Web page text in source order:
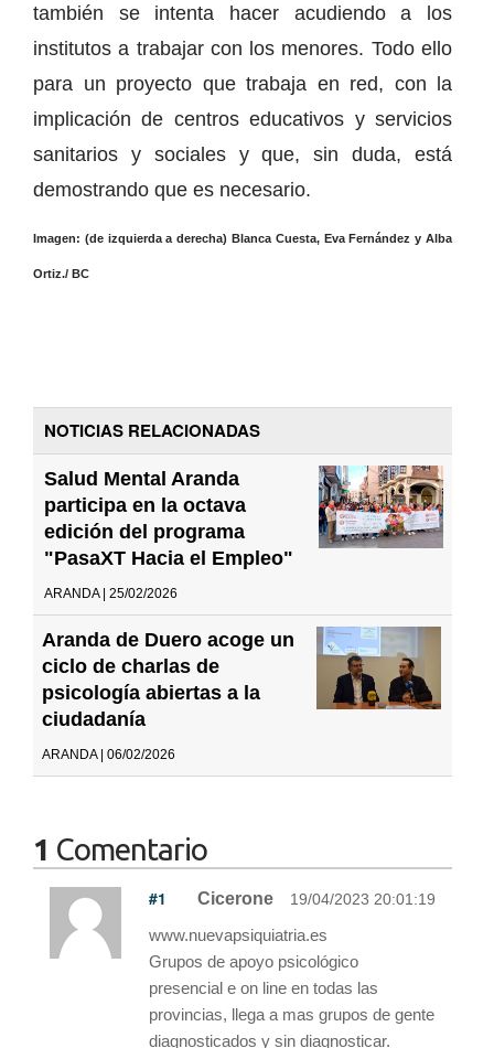
también se intenta hacer acudiendo a los
institutos a trabajar con los menores. Todo ello
para un proyecto que trabaja en red, con la
implicación de centros educativos y servicios
sanitarios y sociales y que, sin duda, está
demostrando que es necesario.
Imagen: (de izquierda a derecha) Blanca Cuesta, Eva Fernández y Alba
Ortiz./ BC
NOTICIAS RELACIONADAS
Salud Mental Aranda
participa en la octava
edición del programa
"PasaXT Hacia el Empleo"
ARANDA | 25/02/2026
Aranda de Duero acoge un
ciclo de charlas de
psicología abiertas a la
ciudadanía
ARANDA | 06/02/2026
1 Comentario
#1 Cicerone 19/04/2023 20:01:19
www.nuevapsiquiatria.es
Grupos de apoyo psicológico
presencial e on line en todas las
provincias, llega a mas grupos de gente
diagnosticados y sin diagnosticar.